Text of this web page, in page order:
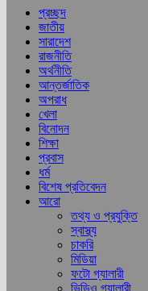
প্রচ্ছদ
জাতীয়
সারাদেশ
রাজনীতি
অর্থনীতি
আন্তর্জাতিক
অপরাধ
খেলা
বিনোদন
শিক্ষা
প্রবাস
ধর্ম
বিশেষ প্রতিবেদন
আরো
তথ্য ও প্রযুক্তি
স্বাস্থ্য
চাকরি
মিডিয়া
ফটো গ্যালারী
ভিডিও গ্যালারী